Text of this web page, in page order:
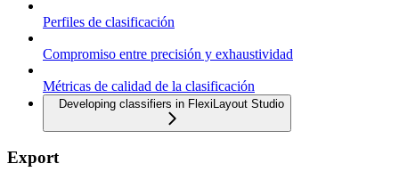
Perfiles de clasificación
Compromiso entre precisión y exhaustividad
Métricas de calidad de la clasificación
Developing classifiers in FlexiLayout Studio
Export